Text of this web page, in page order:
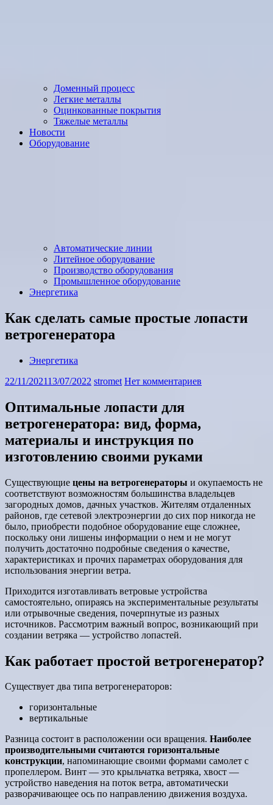
Доменный процесс
Легкие металлы
Оцинкованные покрытия
Тяжелые металлы
Новости
Оборудование
Автоматические линии
Литейное оборудование
Производство оборудования
Промышленное оборудование
Энергетика
Как сделать самые простые лопасти
ветрогенератора
Энергетика
22/11/202113/07/2022 stromet Нет комментариев
Оптимальные лопасти для
ветрогенератора: вид, форма,
материалы и инструкция по
изготовлению своими руками
Существующие цены на ветрогенераторы и окупаемость не
соответствуют возможностям большинства владельцев
загородных домов, дачных участков. Жителям отдаленных
районов, где сетевой электроэнергии до сих пор никогда не
было, приобрести подобное оборудование еще сложнее,
поскольку они лишены информации о нем и не могут
получить достаточно подробные сведения о качестве,
характеристиках и прочих параметрах оборудования для
использования энергии ветра.
Приходится изготавливать ветровые устройства
самостоятельно, опираясь на экспериментальные результаты
или отрывочные сведения, почерпнутые из разных
источников. Рассмотрим важный вопрос, возникающий при
создании ветряка — устройство лопастей.
Как работает простой ветрогенератор?
Существует два типа ветрогенераторов:
горизонтальные
вертикальные
Разница состоит в расположении оси вращения. Наиболее
производительными считаются горизонтальные
конструкции, напоминающие своими формами самолет с
пропеллером. Винт — это крыльчатка ветряка, хвост —
устройство наведения на поток ветра, автоматически
разворачивающее ось по направлению движения воздуха.